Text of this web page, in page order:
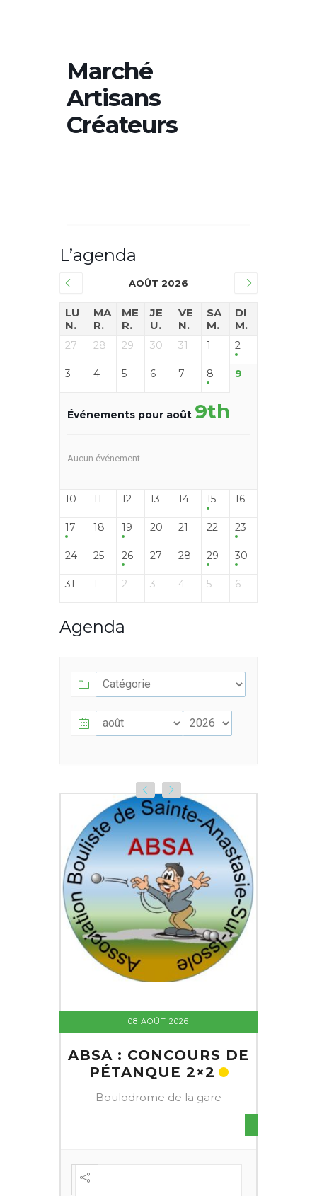
Marché
Artisans
Créateurs
L’agenda
AOÛT 2026
LU
N.
MA
R.
ME
R.
JE
U.
VE
N.
SA
M.
DI
M.
27 28 29 30 31 1 2
3 4 5 6 7 8 9
Événements pour août 9th
Aucun événement
10 11 12 13 14 15 16
17 18 19 20 21 22 23
24 25 26 27 28 29 30
31 1 2 3 4 5 6
Agenda
08 AOÛT 2026
ABSA : CONCOURS DE
PÉTANQUE 2×2
Boulodrome de la gare